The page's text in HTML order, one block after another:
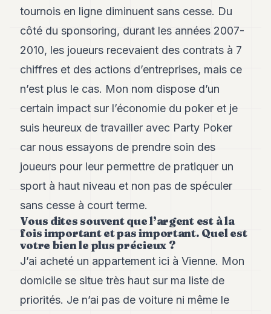
SPORT
ENTREPRISES
ASSOCIATIONS
CONTACT
S'ABONNER
FR
tournois en ligne diminuent sans cesse. Du
côté du sponsoring, durant les années 2007-
2010, les joueurs recevaient des contrats à 7
chiffres et des actions d’entreprises, mais ce
n’est plus le cas. Mon nom dispose d’un
certain impact sur l’économie du poker et je
suis heureux de travailler avec Party Poker
car nous essayons de prendre soin des
joueurs pour leur permettre de pratiquer un
sport à haut niveau et non pas de spéculer
sans cesse à court terme.
Vous dites souvent que l’argent est à la
fois important et pas important. Quel est
votre bien le plus précieux ?
J’ai acheté un appartement ici à Vienne. Mon
domicile se situe très haut sur ma liste de
priorités. Je n’ai pas de voiture ni même le